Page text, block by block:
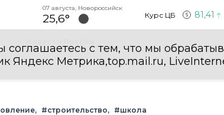
07 августа, Новороссийск
25,6° Курс ЦБ 81,41
соглашаетесь с тем, что мы
Яндекс Метрика,top.mail.ru,
#строительство #школа